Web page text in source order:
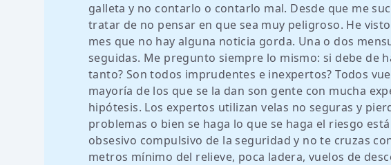
galleta y no contarlo o contarlo mal. Desde que me
tratar de no pensar en que sea muy peligroso. He
mes que no hay alguna noticia gorda. Una o dos
seguidas. Me pregunto siempre lo mismo: si debe de
tanto? Son todos imprudentes e inexpertos? Todos
mayoría de los que se la dan son gente con mucha
hipótesis. Los expertos utilizan velas no seguras y
problemas o bien se haga lo que se haga el riesgo
obsesivo compulsivo de la seguridad y no te cruzas
metros mínimo del relieve, poca ladera, vuelos de